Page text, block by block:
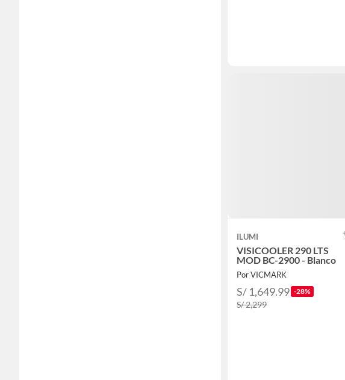
ILUMI
VISICOOLER 290 LTS
MOD BC-2900 - Blanco
Por VICMARK
S/ 1,649.99 -28%
S/ 2,299